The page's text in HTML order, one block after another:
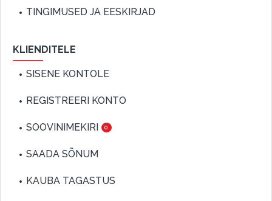
TINGIMUSED JA EESKIRJAD
KLIENDITELE
SISENE KONTOLE
REGISTREERI KONTO
SOOVINIMEKIRI 0
SAADA SÕNUM
KAUBA TAGASTUS